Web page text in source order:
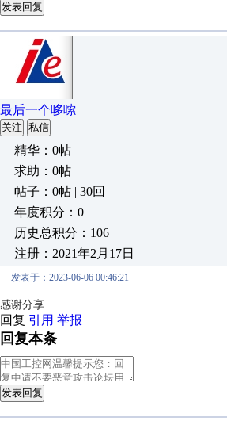
发表回复
最后一个哆嗦
关注 私信
精华：0帖
求助：0帖
帖子：0帖 | 30回
年度积分：0
历史总积分：106
注册：2021年2月17日
发表于：2023-06-06 00:46:21
感谢分享
回复 引用 举报
回复本条
发表回复